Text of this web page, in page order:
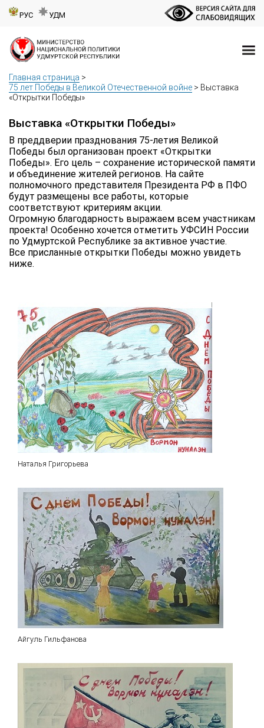
РУС УДМ
Главная страница >
75 лет Победы в Великой Отечественной войне > Выставка
«Открытки Победы»
Выставка «Открытки Победы»
В преддверии празднования 75-летия Великой
Победы был организован проект «Открытки
Победы». Его цель – сохранение исторической памяти
и объединение жителей регионов. На сайте
полномочного представителя Президента РФ в ПФО
будут размещены все работы, которые
соответствуют критериям акции.
Огромную благодарность выражаем всем участникам
проекта! Особенно хочется отметить УФСИН России
по Удмуртской Республике за активное участие.
Все присланные открытки Победы можно увидеть
ниже.
Наталья Григорьева
Айгуль Гильфанова